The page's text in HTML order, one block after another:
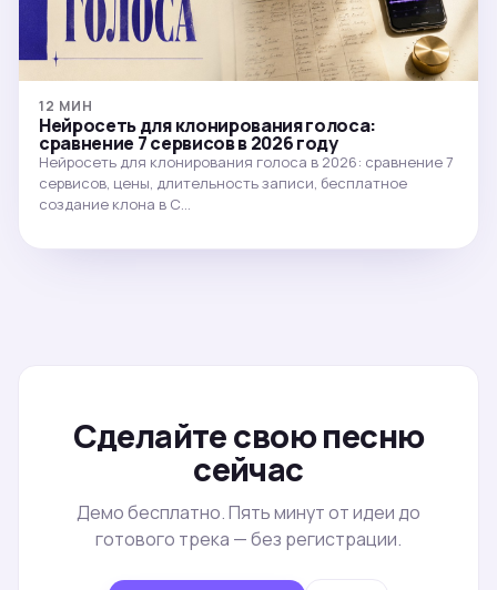
12 МИН
Нейросеть для клонирования голоса:
сравнение 7 сервисов в 2026 году
Нейросеть для клонирования голоса в 2026: сравнение 7
сервисов, цены, длительность записи, бесплатное
создание клона в С…
Сделайте свою песню
сейчас
Демо бесплатно. Пять минут от идеи до
готового трека — без регистрации.